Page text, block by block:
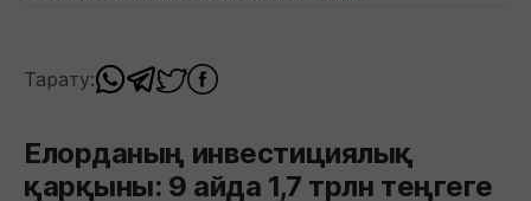
Тарату:
Елорданың инвестициялық
қарқыны: 9 айда 1,7 трлн теңгеге